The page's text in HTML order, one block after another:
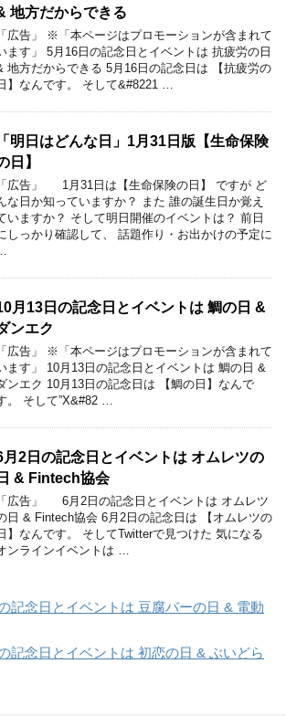
地方だからできる
「広告」 ※「本ページはプロモーションが含まれて
ます」 5月16日の記念日とイベントは 抗疲労の日
地方だからできる 5月16日の記念日は 【抗疲労の
】なんです。 そして&#8221 …
「明日はどんな日」1月31日版【生命保険
日】
「広告」 1月31日は【生命保険の日】 ですが ど
な日か知っていますか？ また 誰の誕生日か覚え
いますか？ そして明日開催のイベントは？ 前日
しっかり確認して、 話題作り・お出かけの予定に
月13日の記念日とイベントは 鯛の日 &
ンエク
「広告」 ※「本ページはプロモーションが含まれて
ます」 10月13日の記念日とイベントは 鯛の日 &
ンエク 10月13日の記念日は 【鯛の日】なんで
。 そして”X&#82 …
月2日の記念日とイベントは オムレツの
日 & Fintech協会
「広告」 6月2日の記念日とイベントは オムレツ
日 & Fintech協会 6月2日の記念日は 【オムレツの
】なんです。 そしてTwitterで見つけた 気になる
ンラインイベントは …
記念日とイベントは 豆腐バーの日 & 電動
記念日とイベントは 初恋の日 & ぶいどら